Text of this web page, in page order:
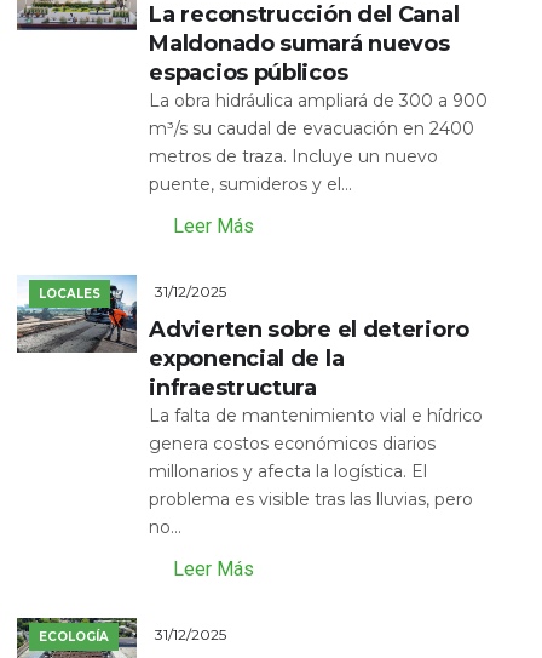
La reconstrucción del Canal
Maldonado sumará nuevos
espacios públicos
La obra hidráulica ampliará de 300 a 900
m³/s su caudal de evacuación en 2400
metros de traza. Incluye un nuevo
puente, sumideros y el...
Leer Más
LOCALES 31/12/2025
Advierten sobre el deterioro
exponencial de la
infraestructura
La falta de mantenimiento vial e hídrico
genera costos económicos diarios
millonarios y afecta la logística. El
problema es visible tras las lluvias, pero
no...
Leer Más
ECOLOGÍA 31/12/2025